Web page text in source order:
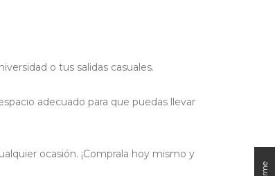
o tus salidas casuales.
adecuado para que puedas llevar
ocasión. ¡Comprala hoy mismo y